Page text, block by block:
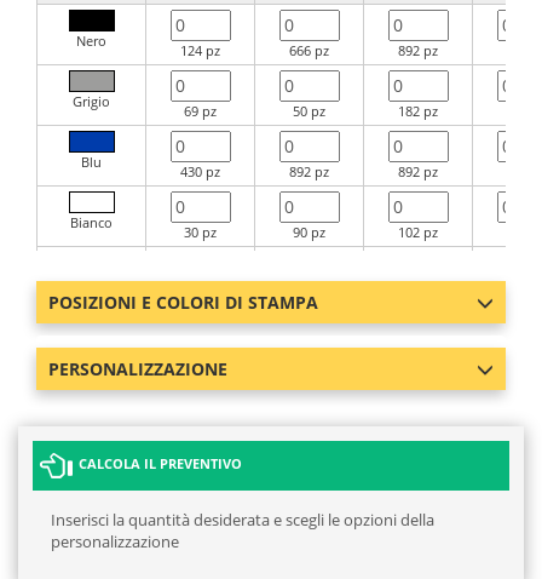
Nero
124 pz 666 pz 892 pz
Grigio
69 pz 50 pz 182 pz
Blu
430 pz 892 pz 892 pz
Bianco
30 pz 90 pz 102 pz
Verde militare
139 pz 300 pz
POSIZIONI E COLORI DI STAMPA
PERSONALIZZAZIONE
CALCOLA IL PREVENTIVO
Inserisci la quantità desiderata e scegli le opzioni della
personalizzazione